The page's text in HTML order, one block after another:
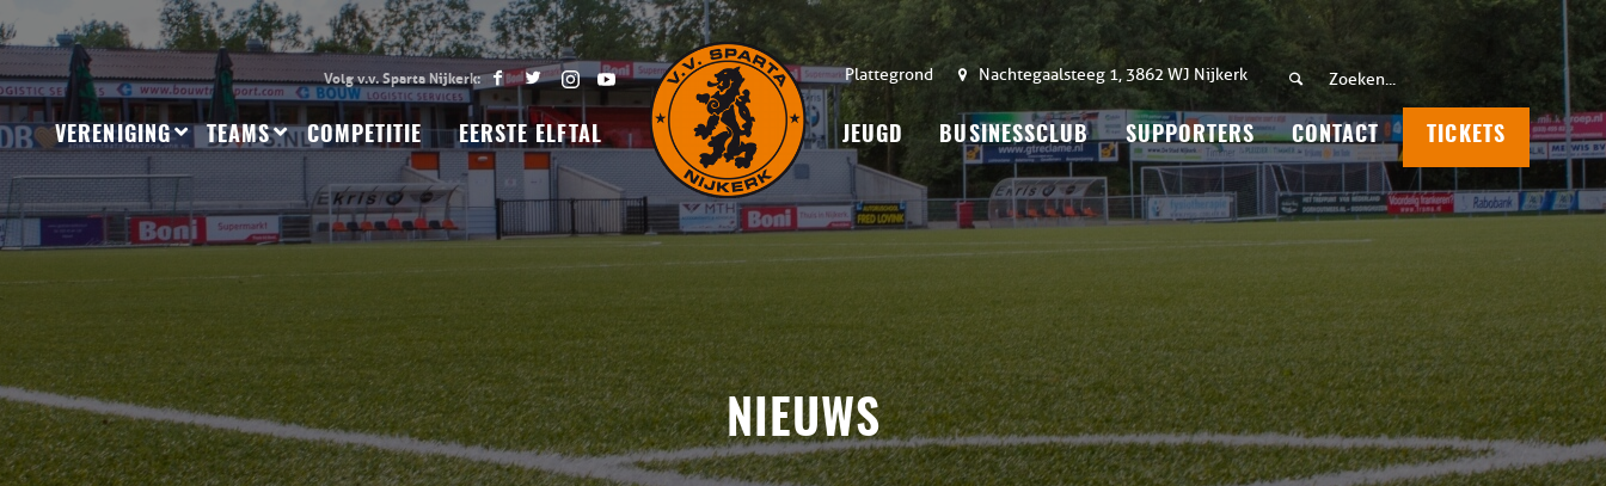
Plattegrond Nachtegaalsteeg 1, 3862 WJ Nijkerk
VERENIGING TEAMS COMPETITIE EERSTE ELFTAL JEUGD BUSINESSCLUB SUPPORTERS CONTACT TICKETS
NIEUWS